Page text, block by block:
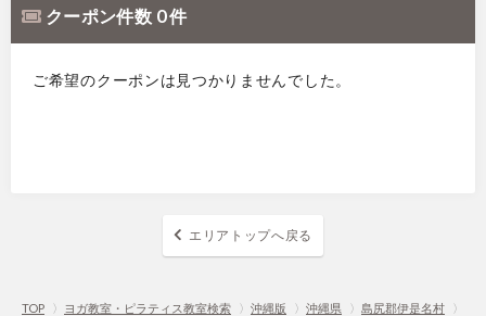
クーポン件数 0 件
ご希望のクーポンは見つかりませんでした。
エリアトップへ戻る
TOP 〉 ヨガ教室・ピラティス教室検索 〉 沖縄版 〉 沖縄県 〉 島尻郡伊是名村
〉